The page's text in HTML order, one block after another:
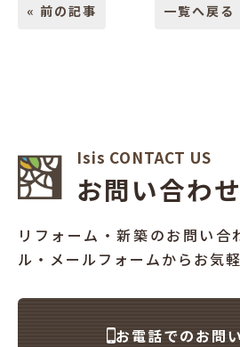
« 前の記事 一覧へ戻る
Isis CONTACT US
お問い合わせ
リフォーム・新築のお問い合
ル・メールフォームからお気
お電話でのお問